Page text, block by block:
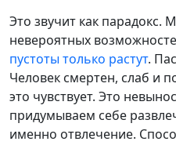
Это звучит как парадокс.
невероятных
пустоты только растут.
Человек смертен, слаб и
это чувствует. Это
придумываем себе
именно отвлечение.